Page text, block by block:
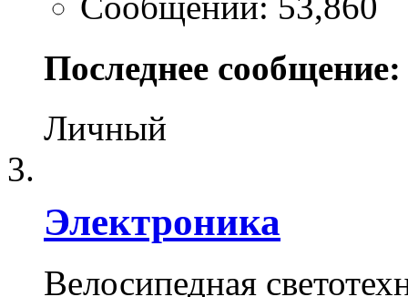
Последнее сообщение:
Личный
Электроника
Велосипедная